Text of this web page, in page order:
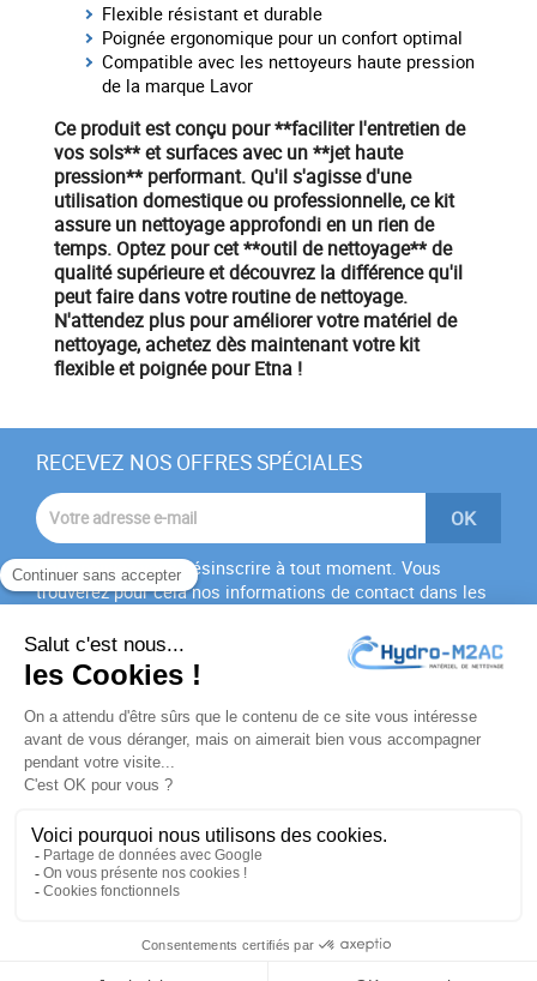
Flexible résistant et durable
Poignée ergonomique pour un confort optimal
Compatible avec les nettoyeurs haute pression
de la marque Lavor
Ce produit est conçu pour **faciliter l'entretien de
vos sols** et surfaces avec un **jet haute
pression** performant. Qu'il s'agisse d'une
utilisation domestique ou professionnelle, ce kit
assure un nettoyage approfondi en un rien de
temps. Optez pour cet **outil de nettoyage** de
qualité supérieure et découvrez la différence qu'il
peut faire dans votre routine de nettoyage.
N'attendez plus pour améliorer votrematérielde
nettoyage, achetez dès maintenant votre kit
flexible et poignée pour Etna !
RECEVEZ NOS OFFRES SPÉCIALES
Vous pouvez vous désinscrire à tout moment. Vous
trouverez pour cela nos informations de contact dans les
J'accepte lesconditions générales
politique de
confidentialité
PRODUITS
NOTRE SOCIÉTÉ
VOTRE COMPTE